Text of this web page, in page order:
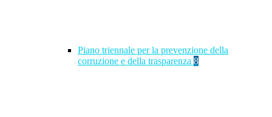
Piano triennale per la prevenzione della
corruzione e della trasparenza 8